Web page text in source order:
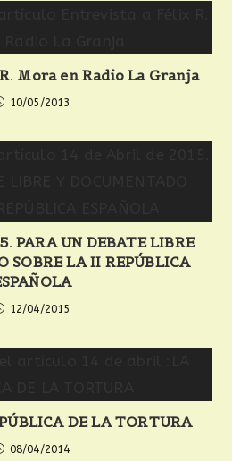
Mora en Radio La Granja
10/05/2013
PARA UN DEBATE LIBRE
SOBRE LA II REPÚBLICA
12/04/2015
DE LA TORTURA
08/04/2014